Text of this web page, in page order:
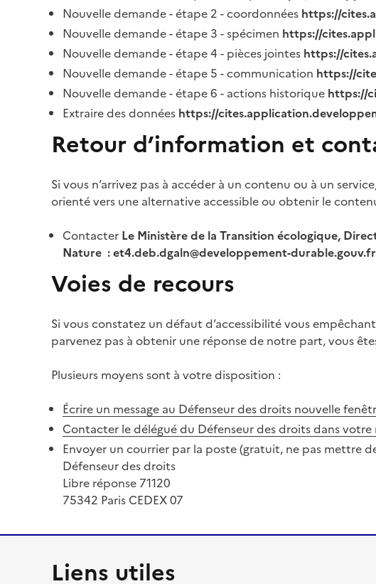
Nouvelle demande - étape 2 - coordonnées https://
Nouvelle demande - étape 3 - spécimen https://
Nouvelle demande - étape 4 - pièces jointes https://
Nouvelle demande - étape 5 - communication https://
Nouvelle demande - étape 6 - actions historique https://
Extraire des données https://
Retour d’information et
Si vous n’arrivez pas à accéder à un contenu ou à un
orienté vers une alternative accessible ou obtenir le
Contacter Le Ministère de la Transition écologique,
Nature : et4.deb.dgaln@developpement-durable.gouv.fr
Voies de recours
Si vous constatez un défaut d’accessibilité vous
parvenez pas à obtenir une réponse de notre part, vous
Plusieurs moyens sont à votre disposition :
Écrire un message au Défenseur des droits nouvelle
Contacter le délégué du Défenseur des droits dans votre
Envoyer un courrier par la poste (gratuit, ne pas mettre
Défenseur des droits
Libre réponse 71120
75342 Paris CEDEX 07
Liens utiles